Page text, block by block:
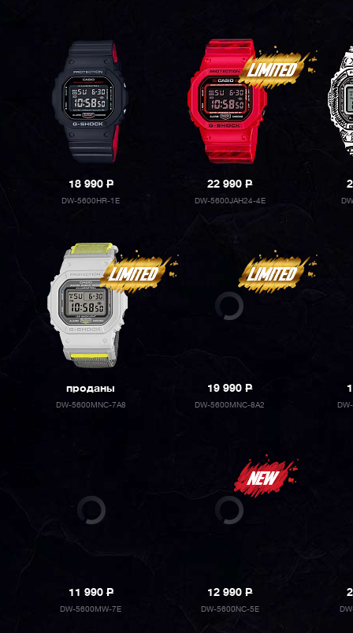
18 990P
DW-5600HR-1E
22 990P
DW-5600JAH24-4E
проданы
DW-5600MNC-7A8
19 990P
DW-5600MNC-8A2
11 990P
DW-5600MW-7E
12 990P
DW-5600NC-5E